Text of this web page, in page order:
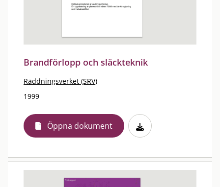
Brandförlopp och släckteknik
Räddningsverket (SRV)
1999
Öppna dokument